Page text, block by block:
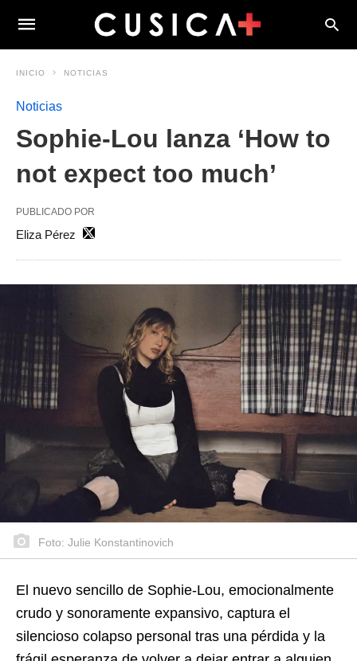
INICIO NOTICIAS
Noticias
Sophie-Lou lanza ‘How to
not expect too much’
PUBLICADO POR
Eliza Pérez
Foto: Julie Konstantinovich
El nuevo sencillo de Sophie-Lou, emocionalmente
crudo y sonoramente expansivo, captura el
silencioso colapso personal tras una pérdida y la